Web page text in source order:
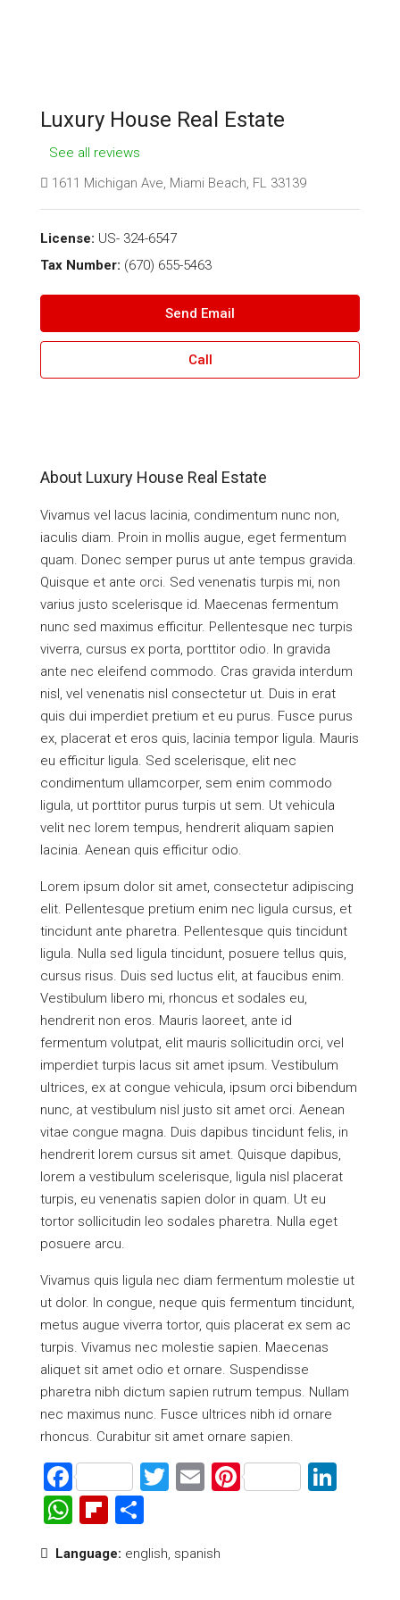
Luxury House Real Estate
See all reviews
1611 Michigan Ave, Miami Beach, FL 33139
License: US- 324-6547
Tax Number: (670) 655-5463
Send Email
Call
About Luxury House Real Estate
Vivamus vel lacus lacinia, condimentum nunc non,
iaculis diam. Proin in mollis augue, eget fermentum
quam. Donec semper purus ut ante tempus gravida.
Quisque et ante orci. Sed venenatis turpis mi, non
varius justo scelerisque id. Maecenas fermentum
nunc sed maximus efficitur. Pellentesque nec turpis
viverra, cursus ex porta, porttitor odio. In gravida
ante nec eleifend commodo. Cras gravida interdum
nisl, vel venenatis nisl consectetur ut. Duis in erat
quis dui imperdiet pretium et eu purus. Fusce purus
ex, placerat et eros quis, lacinia tempor ligula. Mauris
eu efficitur ligula. Sed scelerisque, elit nec
condimentum ullamcorper, sem enim commodo
ligula, ut porttitor purus turpis ut sem. Ut vehicula
velit nec lorem tempus, hendrerit aliquam sapien
lacinia. Aenean quis efficitur odio.
Lorem ipsum dolor sit amet, consectetur adipiscing
elit. Pellentesque pretium enim nec ligula cursus, et
tincidunt ante pharetra. Pellentesque quis tincidunt
ligula. Nulla sed ligula tincidunt, posuere tellus quis,
cursus risus. Duis sed luctus elit, at faucibus enim.
Vestibulum libero mi, rhoncus et sodales eu,
hendrerit non eros. Mauris laoreet, ante id
fermentum volutpat, elit mauris sollicitudin orci, vel
imperdiet turpis lacus sit amet ipsum. Vestibulum
ultrices, ex at congue vehicula, ipsum orci bibendum
nunc, at vestibulum nisl justo sit amet orci. Aenean
vitae congue magna. Duis dapibus tincidunt felis, in
hendrerit lorem cursus sit amet. Quisque dapibus,
lorem a vestibulum scelerisque, ligula nisl placerat
turpis, eu venenatis sapien dolor in quam. Ut eu
tortor sollicitudin leo sodales pharetra. Nulla eget
posuere arcu.
Vivamus quis ligula nec diam fermentum molestie ut
ut dolor. In congue, neque quis fermentum tincidunt,
metus augue viverra tortor, quis placerat ex sem ac
turpis. Vivamus nec molestie sapien. Maecenas
aliquet sit amet odio et ornare. Suspendisse
pharetra nibh dictum sapien rutrum tempus. Nullam
nec maximus nunc. Fusce ultrices nibh id ornare
rhoncus. Curabitur sit amet ornare sapien.
FacebookTwitter
EmailPinterest
WhatsApp
Flipboard
Language: english, spanish